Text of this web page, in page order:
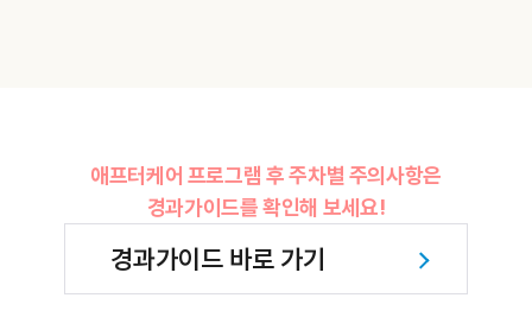
애프터케어 프로그램 후 주차별 주의사항은
경과가이드를 확인해 보세요!
경과가이드 바로 가기